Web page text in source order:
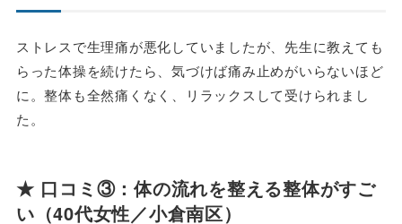
ストレスで生理痛が悪化していましたが、先生に教えても
らった体操を続けたら、気づけば痛み止めがいらないほど
に。整体も全然痛くなく、リラックスして受けられまし
た。
★ 口コミ③：体の流れを整える整体がすご
い（40代女性／小倉南区）